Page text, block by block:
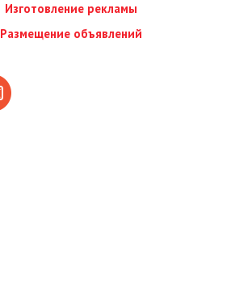
Изготовление рекламы
Размещение объявлений